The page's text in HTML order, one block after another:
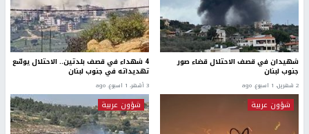
شهيدان في قصف الاحتلال قضاء صور
جنوب لبنان
2 شهرين، 1 اسبوع. ago
4 شهداء في قصف بلدتين.. الاحتلال يوسّع
تهديداته في جنوب لبنان
3 أشهر، 1 اسبوع. ago
شؤون عربية شؤون عربية